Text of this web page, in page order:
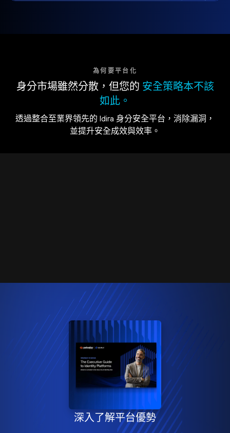
為何要平台化
身分市場雖然分散，但您的 安全策略本不該
如此。
透過整合至業界領先的 Idira 身分安全平台，消除漏洞，
並提升安全成效與效率。
深入了解平台優勢